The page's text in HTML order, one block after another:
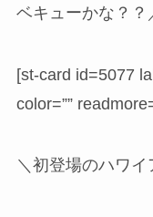
ベキューかな？？
[st-card id=5077
color=””
＼初登場のハワ